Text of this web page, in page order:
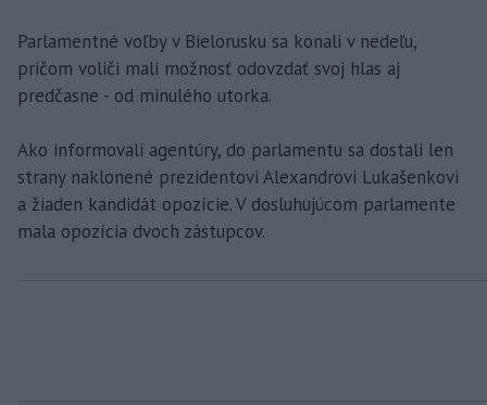
Parlamentné voľby v Bielorusku sa konali v nedeľu,
pričom voliči mali možnosť odovzdať svoj hlas aj
predčasne - od minulého utorka.
Ako informovali agentúry, do parlamentu sa dostali len
strany naklonené prezidentovi Alexandrovi Lukašenkovi
a žiaden kandidát opozície. V dosluhujúcom parlamente
mala opozícia dvoch zástupcov.